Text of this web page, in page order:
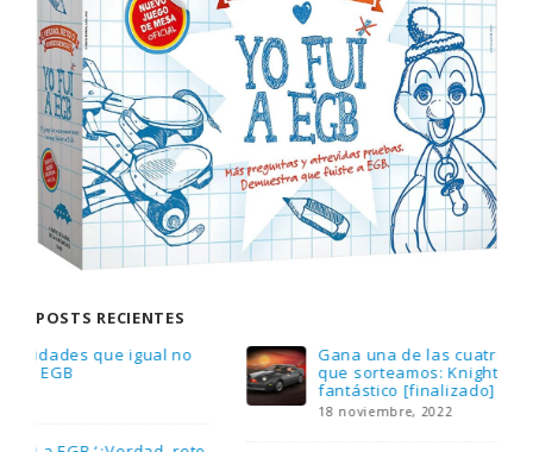
POSTS RECIENTES
Gana una de las cuatro unidades de PLAYMOBIL
que sorteamos: Knight Rider – El coche
fantástico [finalizado]